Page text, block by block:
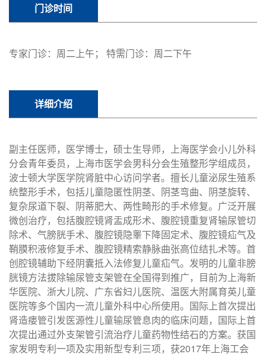
门诊时间
专家门诊：周二上午； 特需门诊：周二下午
详细介绍
副主任医师，医学博士，硕士生导师，上海医学会小儿外科
分会青年委员，上海市医学会男科分会生殖整形学组成员，
波士顿大学医学院肾脏中心访问学者。擅长儿童泌尿生殖系
统整形手术，包括儿童隐匿性阴茎、阴茎弯曲、阴茎旋转、
复杂尿道下裂、阴蒂肥大、两性畸形的手术修复。广泛开展
微创治疗，包括腹腔镜肾盂成形术、腹腔镜重复肾输尿管切
除术、气膀胱手术、腹腔镜隐睾下降固定术、腹腔镜疝气及
鞘膜积液修复手术、腹腔镜精索静脉曲张高位结扎术等。首
创腔镜辅助下经阴囊抵入法修复儿童疝气。发明的儿童非膀
胱镜方法拔除输尿管支架管在全国得到推广，目前为上海新
华医院、浙大儿院、广东省妇儿医院、温医大附属育英儿童
医院等多个国内一流儿童外科中心所使用。国际上首次提出
肾造瘘管引发医源性儿童输尿管息肉的临床问题，国际上首
次提出通过外支架管引流治疗儿童药物性结石的方案。获国
家发明专利一项及实用新型专利三项，获2017年上海工会